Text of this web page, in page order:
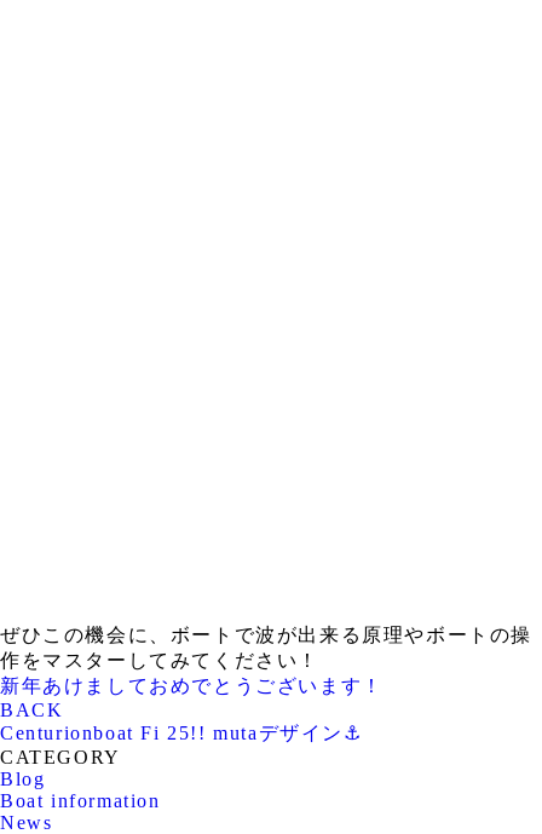
ぜひこの機会に、ボートで波が出来る原理やボートの操
作をマスターしてみてください！
新年あけましておめでとうございます！
BACK
Centurionboat Fi 25!! mutaデザイン⚓️
CATEGORY
Blog
Boat information
News